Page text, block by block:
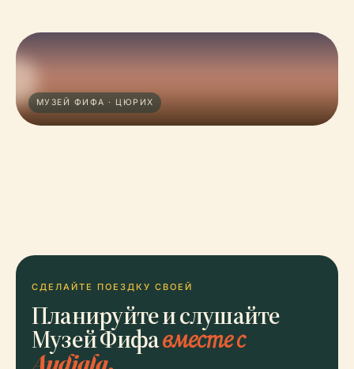
МУЗЕЙ ФИФА · ЦЮРИХ
СДЕЛАЙТЕ ПОЕЗДКУ СВОЕЙ
Планируйте и слушайте
Музей Фифавместе с
Audiala.